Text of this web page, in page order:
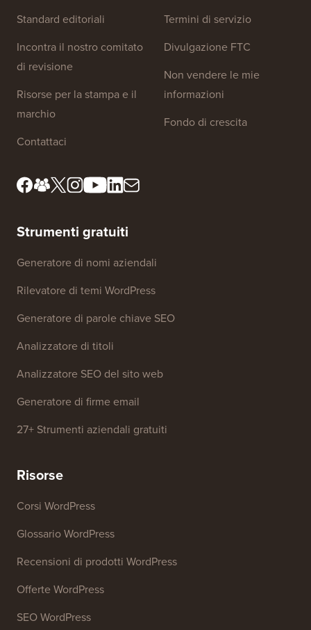
Standard editoriali
Incontra il nostro comitato
di revisione
Risorse per la stampa e il
marchio
Contattaci
Termini di servizio
Divulgazione FTC
Non vendere le mie
informazioni
Fondo di crescita
Strumenti gratuiti
Generatore di nomi aziendali
Rilevatore di temi WordPress
Generatore di parole chiave SEO
Analizzatore di titoli
Analizzatore SEO del sito web
Generatore di firme email
27+ Strumenti aziendali gratuiti
Risorse
Corsi WordPress
Glossario WordPress
Recensioni di prodotti WordPress
Offerte WordPress
SEO WordPress